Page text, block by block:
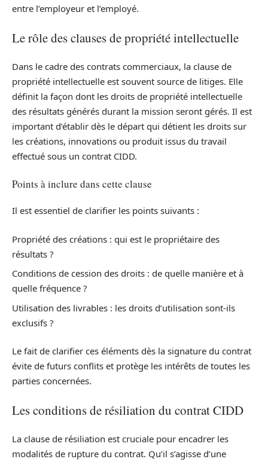
entre l’employeur et l’employé.
Le rôle des clauses de propriété intellectuelle
Dans le cadre des contrats commerciaux, la clause de
propriété intellectuelle est souvent source de litiges. Elle
définit la façon dont les droits de propriété intellectuelle
des résultats générés durant la mission seront gérés. Il est
important d’établir dès le départ qui détient les droits sur
les créations, innovations ou produit issus du travail
effectué sous un contrat CIDD.
Points à inclure dans cette clause
Il est essentiel de clarifier les points suivants :
Propriété des créations : qui est le propriétaire des
résultats ?
Conditions de cession des droits : de quelle manière et à
quelle fréquence ?
Utilisation des livrables : les droits d’utilisation sont-ils
exclusifs ?
Le fait de clarifier ces éléments dès la signature du contrat
évite de futurs conflits et protège les intérêts de toutes les
parties concernées.
Les conditions de résiliation du contrat CIDD
La clause de résiliation est cruciale pour encadrer les
modalités de rupture du contrat. Qu’il s’agisse d’une